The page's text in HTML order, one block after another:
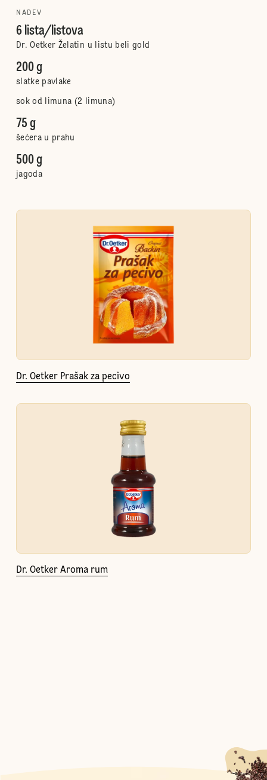
NADEV
6 lista/listova
Dr. Oetker Želatin u listu beli gold
200 g
slatke pavlake
sok od limuna (2 limuna)
75 g
šećera u prahu
500 g
jagoda
Dr. Oetker Prašak za pecivo
Dr. Oetker Aroma rum